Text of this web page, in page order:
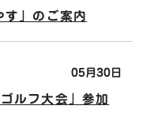
す」のご案内
05月30日
ルフ大会」参加